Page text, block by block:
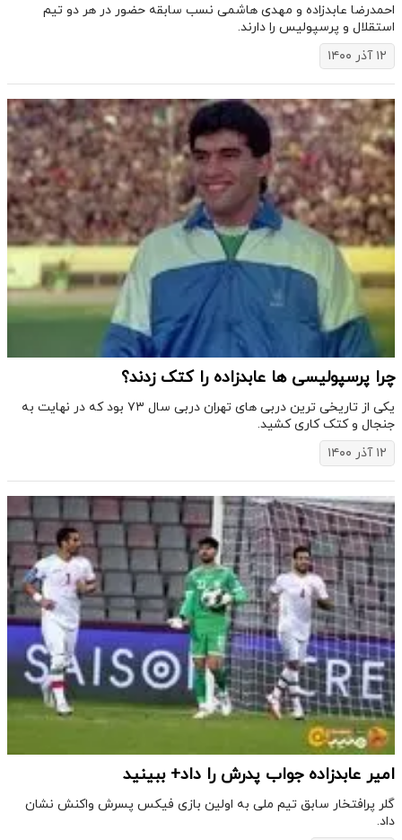
احمدرضا عابدزاده و مهدی هاشمی نسب سابقه حضور در هر دو تیم
استقلال و پرسپولیس را دارند.
۱۲ آذر ۱۴۰۰
چرا پرسپولیسی ها عابدزاده را کتک زدند؟
یکی از تاریخی ترین دربی های تهران دربی سال ۷۳ بود که در نهایت به
جنجال و کتک کاری کشید.
۱۲ آذر ۱۴۰۰
امیر عابدزاده جواب پدرش را داد+ ببینید
گلر پرافتخار سابق تیم ملی به اولین بازی فیکس پسرش واکنش نشان
داد.